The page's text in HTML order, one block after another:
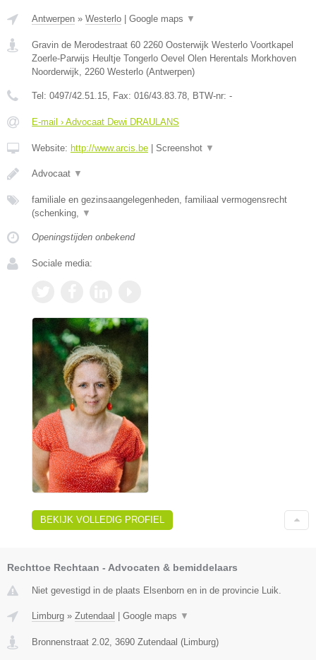
Antwerpen » Westerlo Google maps ▼
Gravin de Merodestraat 60 2260 Oosterwijk Westerlo Voortkapel
Zoerle-Parwijs Heultje Tongerlo Oevel Olen Herentals Morkhoven
Noorderwijk, 2260 Westerlo (Antwerpen)
Tel: 0497/42.51.15, Fax: 016/43.83.78, BTW-nr: -
E-mail › Advocaat Dewi DRAULANS
Website: http://www.arcis.be Screenshot ▼
Advocaat ▼
familiale en gezinsaangelegenheden, familiaal vermogensrecht
(schenking, ▼
Openingstijden onbekend
Sociale media:
BEKIJK VOLLEDIG PROFIEL
Rechttoe Rechtaan - Advocaten & bemiddelaars
Niet gevestigd in de plaats Elsenborn en in de provincie Luik.
Limburg » Zutendaal Google maps ▼
Bronnenstraat 2.02, 3690 Zutendaal (Limburg)